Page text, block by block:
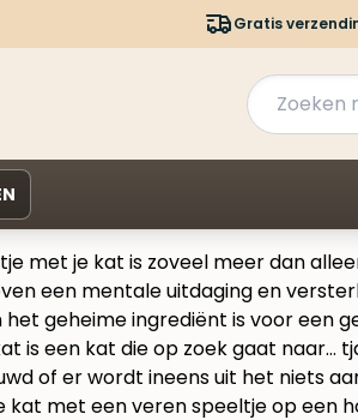
Gratis
met je kat is zoveel meer dan
een mentale uitdaging en
geheime ingrediënt is voor een
is een kat die op zoek gaat naar…
of er wordt ineens uit het niets